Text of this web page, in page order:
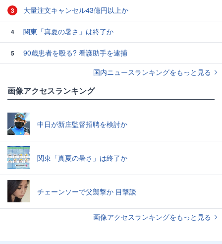
3 大量注文キャンセル43億円以上か
4 関東「真夏の暑さ」は終了か
5
90歳患者を殴る? 看護助手を逮捕
国内ニュースランキングをもっと見る
画像アクセスランキング
中日が新庄監督招聘を検討か
関東「真夏の暑さ」は終了か
チェーンソーで父襲撃か 目撃談
画像アクセスランキングをもっと見る